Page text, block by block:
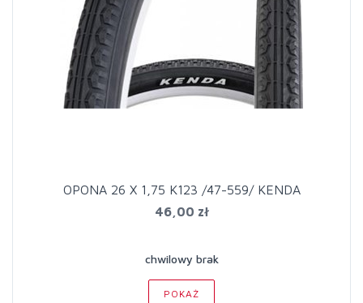
OPONA 26 X 1,75 K123 /47-559/ KENDA
46,00 zł
chwilowy brak
POKAŻ